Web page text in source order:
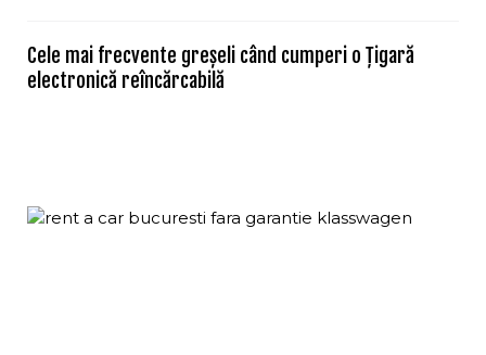
Cele mai frecvente greșeli când cumperi o țigară
electronică reîncărcabilă